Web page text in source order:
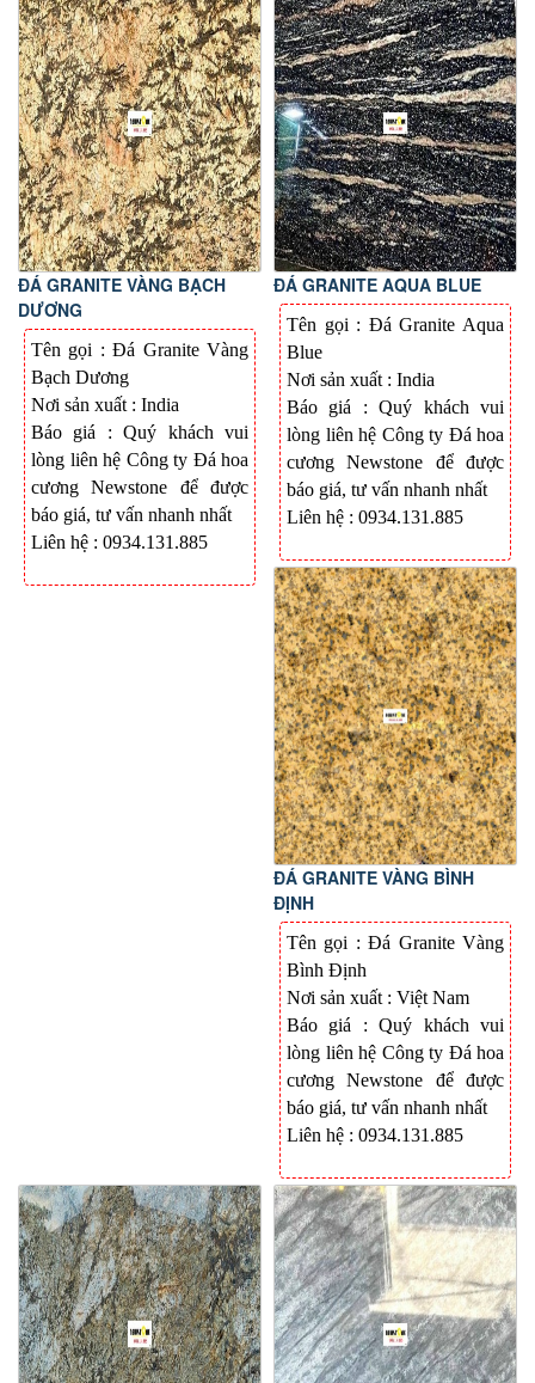
ĐÁ GRANITE VÀNG BẠCH
DƯƠNG
Tên gọi : Đá Granite Vàng
Bạch Dương
Nơi sản xuất : India
Báo giá : Quý khách vui
lòng liên hệ Công ty Đá hoa
cương Newstone để được
báo giá, tư vấn nhanh nhất
Liên hệ : 0934.131.885
ĐÁ GRANITE AQUA BLUE
Tên gọi : ĐáGranite Aqua
Blue
Nơi sản xuất : India
Báo giá : Quý khách vui
lòng liên hệ Công ty Đá hoa
cương Newstone để được
báo giá, tư vấn nhanh nhất
Liên hệ : 0934.131.885
ĐÁ GRANITE VÀNG BÌNH
ĐỊNH
Tên gọi : Đá Granite Vàng
Bình Định
Nơi sản xuất : Việt Nam
Báo giá : Quý khách vui
lòng liên hệ Công ty Đá hoa
cương Newstone để được
báo giá, tư vấn nhanh nhất
Liên hệ : 0934.131.885